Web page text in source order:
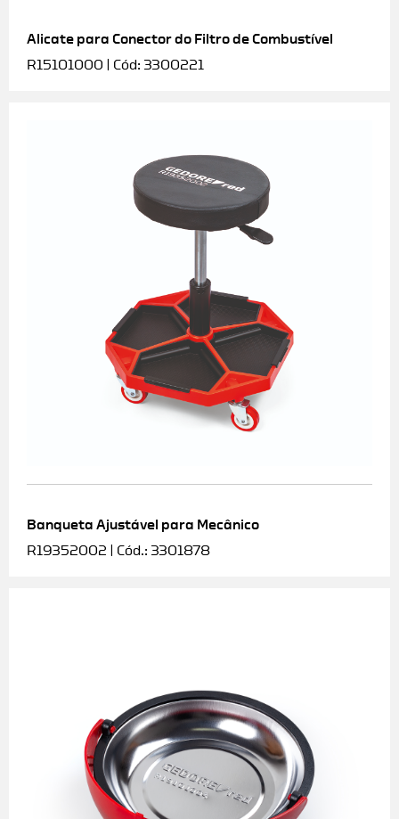
Alicate para Conector do Filtro de Combustível
R15101000 | Cód: 3300221
Banqueta Ajustável para Mecânico
R19352002 | Cód.: 3301878